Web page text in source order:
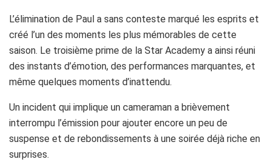
L’élimination de Paul a sans conteste marqué les esprits et
créé l’un des moments les plus mémorables de cette
saison. Le troisième prime de la Star Academy a ainsi réuni
des instants d’émotion, des performances marquantes, et
même quelques moments d’inattendu.
Un incident qui implique un cameraman a brièvement
interrompu l’émission pour ajouter encore un peu de
suspense et de rebondissements à une soirée déjà riche en
surprises.